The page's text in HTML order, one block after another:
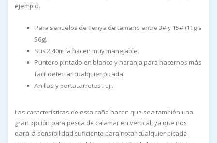
ejemplo.
Para señuelos de Tenya de tamaño entre 3# y 15# (11g a
56g).
Sus 2,40m la hacen muy manejable.
Puntero pintado en blanco y naranja para hacernos más
fácil detectar cualquier picada.
Anillas y portacarretes Fuji.
Las características de esta caña hacen que sea también una
gran opción para pesca de calamar en vertical, ya que nos
dará la sensibilidad suficiente para notar cualquier picada